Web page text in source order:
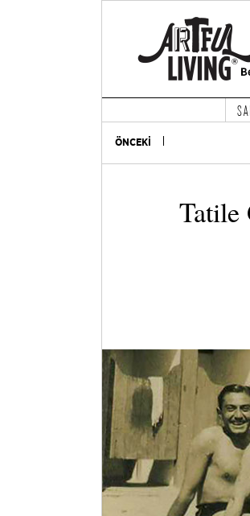
ÖNCEKİ
Tatile